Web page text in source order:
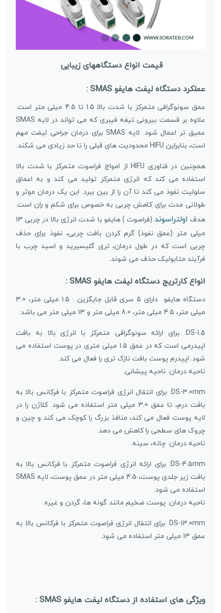
قیمت انواع دستگاههای زیبایی
عملکرد دستگاه لیفت هایفو SMAS :
عمق سونوگرافی متمرکز با شدت بالا 1.5 تا 4.5 میلی متر است.
علاوه بر قسمت بیرونی تیغه فیبری که می تواند در لایه SMAS
عمیق تر اعمال شود. لایه SMAS برای درمان جراحی لیفت مهم
است، بنابراین HIFU محدودیت های قبلی را تا حد زیادی می شکند.
همچنین در فناوری HIFU از امواج فراصوت متمرکز با شدت بالا
استفاده می کند که انرژی متمرکز تولید می کند و به اعماق
سلولیت نفوذ می کند تا آن را از بین ببرد. این یک درمان موثر و
طولانی مدت برای کاهش چربی به خصوص برای شکم و ران است.
هدف اولتراسوند
(فراصوت ) هایفو با شدت انرژی بالا در چربی 13
میلی متر (عمق نفوذ) گرم کردن بافت چربی، نفوذ برای حذف
چربی است که در طول درمان، تری گلیسیرید و اسید چرب با
فرآیند متابولیک حذف می شوند.
انواع کارتریج دستگاه لیفت هایفو SMAS :
دستگاه هایفو دارای 5 سری قابل جایگزین : 1.5 میلی متر، 3.0
میلی متر، 4.5 میلی متر، 8.0 میلی متر و 13 میلی متر می باشد:
DS-1.5: برای ارائه سونوگرافی متمرکز با انرژی بالا به بافت
اپیدرمی است که در عمق 1.5 میلی متری در پوست استفاده می
شود. اپیدرم پوست بافت نازک تری را فعال می کند.
ناحیه درمان: ناحیه پیشانی.
DS-3.0mm: برای انتقال انرژی فراصوت متمرکز با فرکانس بالا به
بافت درم، تا عمق 3.0 میلی متر استفاده می شود. کلاژن را در
لایه پوست فعال می کند، منافذ بزرگ را کوچک می کند و چین و
چروک های سطحی را کاهش می دهد.
ناحیه درمان: چانه، سینه.
DS-4.5mm: برای ارائه انرژی فراصوت متمرکز با فرکانس بالا به
بافت زیر جلدی پوست، 4.5 میلی متر در عمق پوست، لایه SMAS
استفاده می شود.
ناحیه درمان: پوست ضخیم مانند گونه ها، گردن و غیره.
DS-13.0mm :برای انتقال انرژی فراصوت متمرکز با فرکانس بالا به
عمق 13 میلی متر استفاده می شود.
ویژگی های استفاده از دستگاه لیفت هایفو SMAS :